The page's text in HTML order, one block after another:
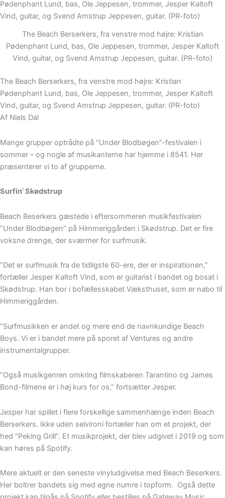
The Beach Berserkers, fra venstre mod højre: Kristian
Pødenphant Lund, bas, Ole Jeppesen, trommer, Jesper Kaltoft
Vind, guitar, og Svend Amstrup Jeppesen, guitar. (PR-foto)
The Beach Berserkers, fra venstre mod højre: Kristian
Pødenphant Lund, bas, Ole Jeppesen, trommer, Jesper Kaltoft
Vind, guitar, og Svend Amstrup Jeppesen, guitar. (PR-foto)
Af Niels Dal
Mange grupper optrådte på “Under Blodbøgen”-festivalen i
sommer – og nogle af musikanterne har hjemme i 8541. Her
præsenterer vi to af grupperne.
Surfin’ Skødstrup
Beach Beserkers gæstede i eftersommeren musikfestivalen
”Under Blodbøgen” på Himmeriggården i Skødstrup. Det er fire
voksne drenge, der sværmer for surfmusik.
”Det er surfmusik fra de tidligste 60-ere, der er inspirationen,”
fortæller Jesper Kaltoft Vind, som er guitarist i bandet og bosat i
Skødstrup. Han bor i bofællesskabet Væksthuset, som er nabo til
Himmeriggården.
”Surfmusikken er andet og mere end de navnkundige Beach
Boys. Vi er i bandet mere på sporet af Ventures og andre
instrumentalgrupper.
”Også musikgenren omkring filmskaberen Tarantino og James
Bond-filmene er i høj kurs for os,” fortsætter Jesper.
Jesper har spillet i flere forskellige sammenhænge inden Beach
Berserkers. Ikke uden selvironi fortæller han om et projekt, der
hed ”Peking Grill”. Et musikprojekt, der blev udgivet i 2019 og som
kan høres på Spotify.
Mere aktuelt er den seneste vinyludgivelse med Beach Beserkers.
Her boltrer bandets sig med egne numre i topform. Også dette